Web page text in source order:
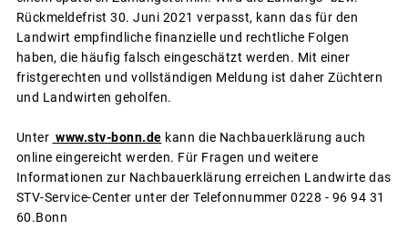
Rückmeldefrist 30. Juni 2021 verpasst, kann das für den
Landwirt empfindliche finanzielle und rechtliche Folgen
haben, die häufig falsch eingeschätzt werden. Mit einer
fristgerechten und vollständigen Meldung ist daher Züchtern
und Landwirten geholfen.
Unter www.stv-bonn.de kann die Nachbauerklärung auch
online eingereicht werden. Für Fragen und weitere
Informationen zur Nachbauerklärung erreichen Landwirte das
STV-Service-Center unter der Telefonnummer 0228 - 96 94 31
60.Bonn